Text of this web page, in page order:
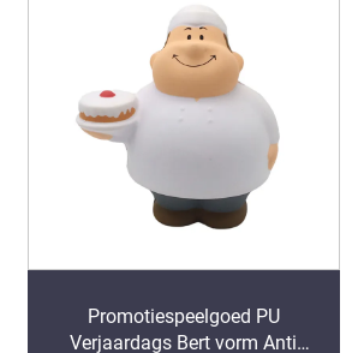
Promotiespeelgoed PU
Verjaardags Bert vorm Anti